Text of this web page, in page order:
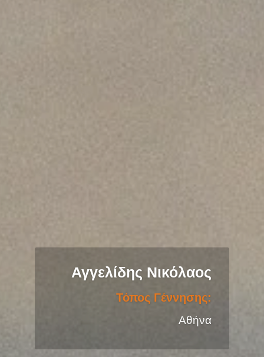
Αγγελίδης Νικόλαος
Μέλος από:
2014